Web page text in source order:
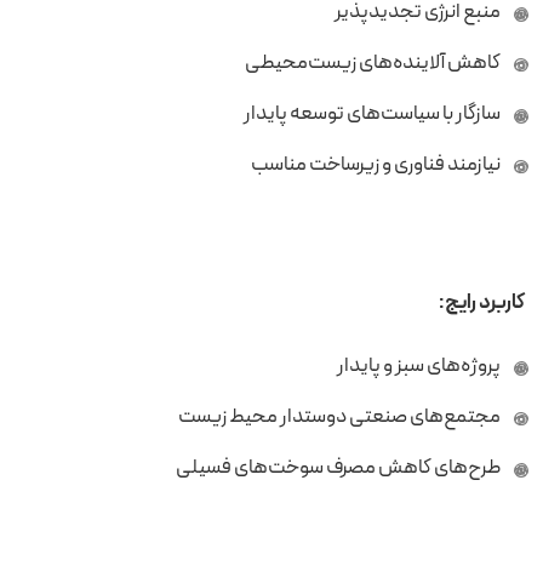
منبع انرژی تجدیدپذیر
کاهش آلاینده‌های زیست‌محیطی
سازگار با سیاست‌های توسعه پایدار
نیازمند فناوری و زیرساخت مناسب
کاربرد رایج:
پروژه‌های سبز و پایدار
مجتمع‌های صنعتی دوستدار محیط زیست
طرح‌های کاهش مصرف سوخت‌های فسیلی